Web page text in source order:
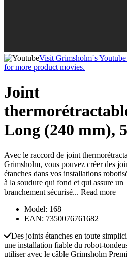
Visit Grimsholm´s
for more product movies.
Joint
Long (240 mm),
Avec le raccord de joint
Grimsholm, vous pouvez créer des
étanches dans vos installations
à la soudure qui fond et qui assure un
branchement sécurisé... Read more
Model: 168
EAN: 7350076761682
Des joints étanches en toute
une installation fiable du robot-
utiliser avec le câble Grimsholm